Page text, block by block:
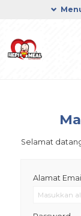
Selamat
Alamat Email